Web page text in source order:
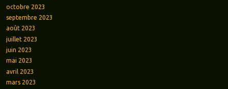
octobre 2023
septembre 2023
août 2023
juillet 2023
juin 2023
mai 2023
avril 2023
mars 2023